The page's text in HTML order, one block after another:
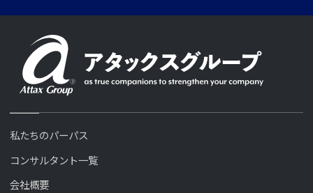
私たちのパーパス
コンサルタント一覧
会社概要